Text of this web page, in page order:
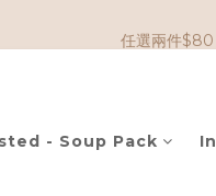
- Soup Pack